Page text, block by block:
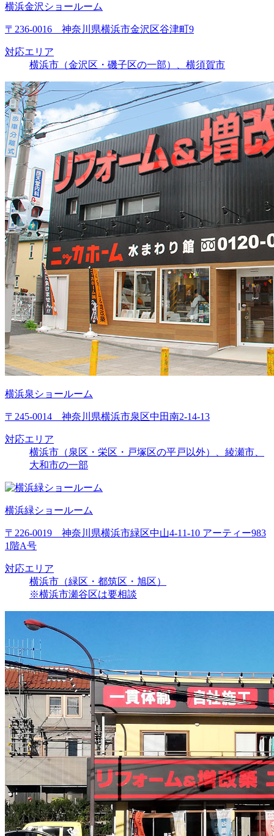
横浜金沢ショールーム
〒236-0016 神奈川県横浜市金沢区谷津町9
対応エリア
横浜市（金沢区・磯子区の一部）、横須賀市
横浜泉ショールーム
〒245-0014 神奈川県横浜市泉区中田南2-14-13
対応エリア
横浜市（泉区・栄区・戸塚区の平戸以外）、綾瀬市、
大和市の一部
横浜緑ショールーム
〒226-0019 神奈川県横浜市緑区中山4-11-10 アーティー983
1階A号
対応エリア
横浜市（緑区・都筑区・旭区）
※横浜市瀬谷区は要相談